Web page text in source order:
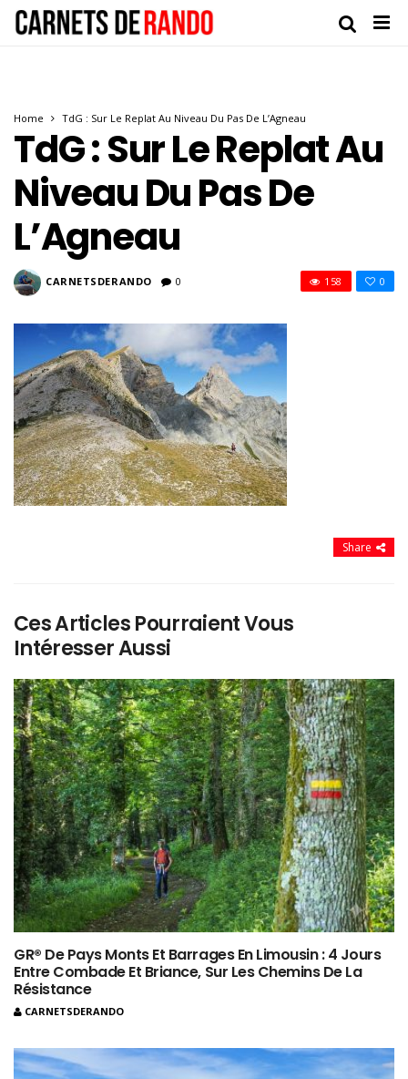
Home TdG : Sur Le Replat Au Niveau Du Pas De L’Agneau
TdG : Sur Le Replat Au
Niveau Du Pas De
L’Agneau
CARNETSDERANDO 0 0
158
Share
Ces Articles Pourraient Vous
Intéresser Aussi
GR® De Pays Monts Et Barrages En Limousin : 4 Jours
Entre Combade Et Briance, Sur Les Chemins De La
Résistance
CARNETSDERANDO